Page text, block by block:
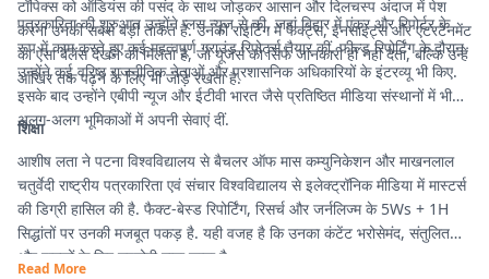
टॉपिक्स को ऑडियंस की पसंद के साथ जोड़कर आसान और दिलचस्प अंदाज में पेश
करना उनकी सबसे बड़ी ताकत है. उनकी राइटिंग में फैक्ट्स, इनसाइट्स और एंटरटेनमेंट
का ऐसा बैलेंस देखने को मिलता है, जो यूजर्स को सिर्फ जानकारी ही नहीं देता, बल्कि उन्हें
आखिर तक पढ़ने के लिए भी जोड़े रखता है.
पत्रकारिता की शुरुआत उन्होंने प्लस न्यूज से की, जहां बिहार में एंकर और रिपोर्टर के
रूप में काम करते हुए कई महत्वपूर्ण ग्राउंड रिपोर्ट्स तैयार कीं. फील्ड रिपोर्टिंग के दौरान
उन्होंने कई वरिष्ठ राजनीतिक नेताओं और प्रशासनिक अधिकारियों के इंटरव्यू भी किए.
इसके बाद उन्होंने एबीपी न्यूज और ईटीवी भारत जैसे प्रतिष्ठित मीडिया संस्थानों में भी
अलग-अलग भूमिकाओं में अपनी सेवाएं दीं.
शिक्षा
आशीष लता ने पटना विश्वविद्यालय से बैचलर ऑफ मास कम्युनिकेशन और माखनलाल
चतुर्वेदी राष्ट्रीय पत्रकारिता एवं संचार विश्वविद्यालय से इलेक्ट्रॉनिक मीडिया में मास्टर्स
की डिग्री हासिल की है. फैक्ट-बेस्ड रिपोर्टिंग, रिसर्च और जर्नलिज्म के 5Ws + 1H
सिद्धांतों पर उनकी मजबूत पकड़ है. यही वजह है कि उनका कंटेंट भरोसेमंद, संतुलित
और पाठकों के लिए उपयोगी माना जाता है.
Read More